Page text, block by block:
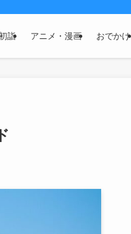
詣 アニメ・漫画 おでかけ